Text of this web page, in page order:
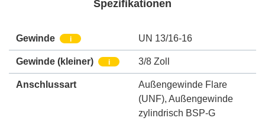
Spezifikationen
Gewinde i UN 13/16-16
Gewinde (kleiner) i 3/8 Zoll
Anschlussart
Außengewinde Flare
(UNF), Außengewinde
zylindrisch BSP-G